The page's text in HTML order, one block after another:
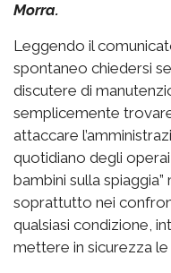
Morra.
Leggendo il
spontaneo chiedersi
discutere di
semplicemente
attaccare
quotidiano degli
bambini sulla
soprattutto nei
qualsiasi condizione,
mettere in sicurezza le